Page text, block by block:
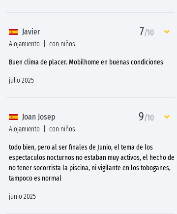
Javier 7/10
Alojamiento con niños
Buen clima de placer. Mobilhome en buenas condiciones
julio 2025
Joan Josep 9/10
Alojamiento con niños
todo bien, pero al ser finales de Junio, el tema de los
espectaculos nocturnos no estaban muy activos, el hecho de
no tener socorrista la piscina, ni vigilante en los toboganes,
tampoco es normal
junio 2025